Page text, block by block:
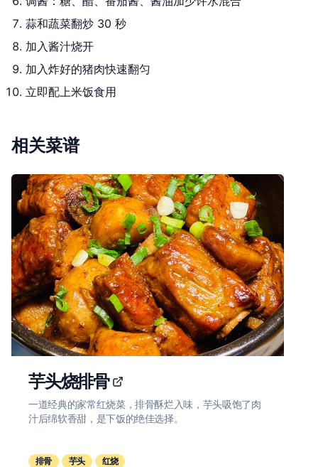
蒜和蔬菜翻炒 30 秒
加入酱汁烧开
加入炸好的猪肉快速翻匀
立即配上米饭食用
相关菜谱
芋头烧排骨
一道经典的家常红烧菜，排骨酥烂入味，芋头吸饱了肉
汁后绵软香甜，是下饭的绝佳选择。
排骨 芋头 红烧